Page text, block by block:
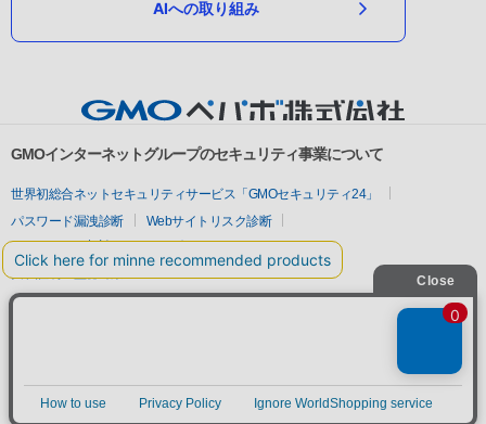
AIへの取り組み
GMOインターネットグループのセキュリティ事業について
世界初総合ネットセキュリティサービス「GMOセキュリティ24」
パスワード漏洩診断
Webサイトリスク診断
セキュリティ相談AIチャットボット
実在証明・盗聴対策
サイバー攻撃対策（GMOサイバーセキュリティ byイエラエ）